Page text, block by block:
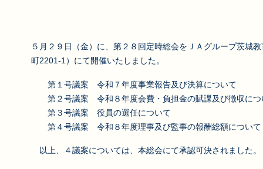
５月２９日（金）に、第２８回定時総会をＪＡグループ茨城
町2201-1）にて開催いたしました。
第１号議案 令和７年度事業報告及び決算について
第２号議案 令和８年度会費・負担金の賦課及び徴収につ
第３号議案 役員の選任について
第４号議案 令和８年度理事及び監事の報酬総額について
以上、４議案については、本総会にて承認可決されました。